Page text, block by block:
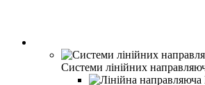
Системи лінійних